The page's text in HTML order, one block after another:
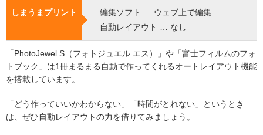
しまうまプリント
編集ソフト … ウェブ上で編集
自動レイアウト … なし
「PhotoJewel S（フォトジュエル エス）」や「富士フィルムのフォ
トブック」は1冊まるまる自動で作ってくれるオートレイアウト機能
を搭載しています。
「どう作っていいかわからない」「時間がとれない」というとき
は、ぜひ自動レイアウトの力を借りてみましょう。